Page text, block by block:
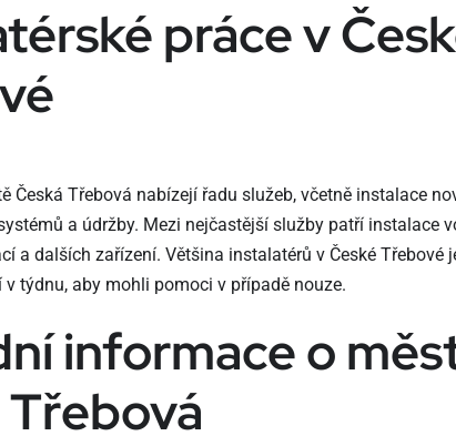
práce v
Česká Třebová nabízejí řadu služeb, včetně instalace
a údržby. Mezi nejčastější služby patří instalace
a dalších zařízení. Většina instalatérů v České Třebové
v týdnu, aby mohli pomoci v případě nouze.
informace o
Třebová